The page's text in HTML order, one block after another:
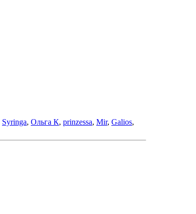
Syringa, Ольга К, prinzessa, Mir, Galios,